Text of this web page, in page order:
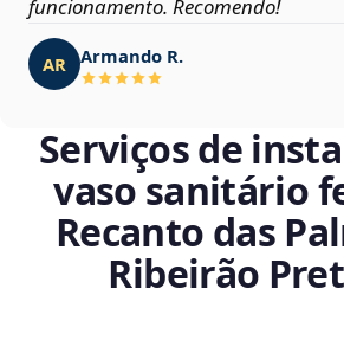
funcionamento. Recomendo!
AR Armando R.
Serviços de
vaso sanitário
Recanto das
Ribeirão